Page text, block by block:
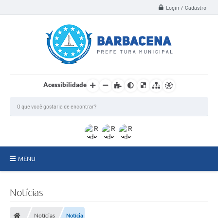
Login / Cadastro
Acessibilidade
MENU
Notícias
Notícias Notícia